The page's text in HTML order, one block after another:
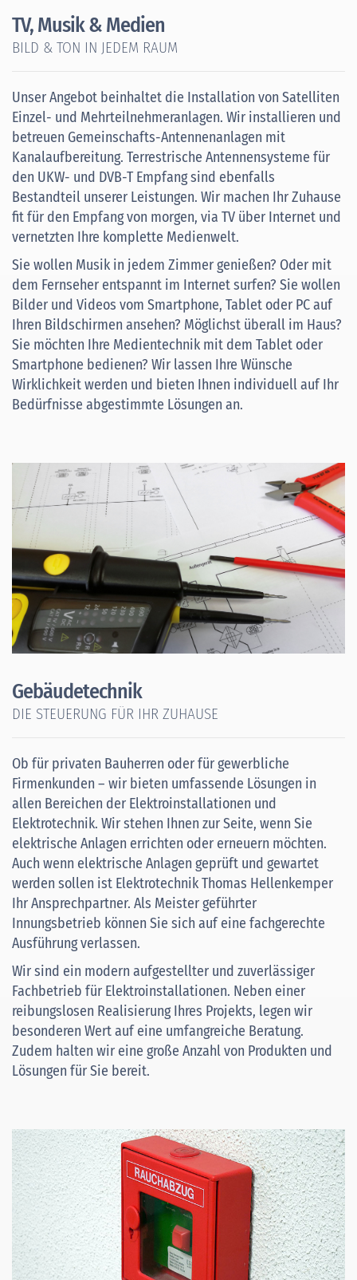
TV, Musik & Medien
BILD & TON IN JEDEM RAUM
Unser Angebot beinhaltet die Installation von Satelliten
Einzel- und Mehrteilnehmeranlagen. Wir installieren und
betreuen Gemeinschafts-Antennenanlagen mit
Kanalaufbereitung. Terrestrische Antennensysteme für
den UKW- und DVB-T Empfang sind ebenfalls
Bestandteil unserer Leistungen. Wir machen Ihr Zuhause
fit für den Empfang von morgen, via TV über Internet und
vernetzten Ihre komplette Medienwelt.
Sie wollen Musik in jedem Zimmer genießen? Oder mit
dem Fernseher entspannt im Internet surfen? Sie wollen
Bilder und Videos vom Smartphone, Tablet oder PC auf
Ihren Bildschirmen ansehen? Möglichst überall im Haus?
Sie möchten Ihre Medientechnik mit dem Tablet oder
Smartphone bedienen? Wir lassen Ihre Wünsche
Wirklichkeit werden und bieten Ihnen individuell auf Ihr
Bedürfnisse abgestimmte Lösungen an.
Gebäudetechnik
DIE STEUERUNG FÜR IHR ZUHAUSE
Ob für privaten Bauherren oder für gewerbliche
Firmenkunden – wir bieten umfassende Lösungen in
allen Bereichen der Elektroinstallationen und
Elektrotechnik. Wir stehen Ihnen zur Seite, wenn Sie
elektrische Anlagen errichten oder erneuern möchten.
Auch wenn elektrische Anlagen geprüft und gewartet
werden sollen ist Elektrotechnik Thomas Hellenkemper
Ihr Ansprechpartner. Als Meister geführter
Innungsbetrieb können Sie sich auf eine fachgerechte
Ausführung verlassen.
Wir sind ein modern aufgestellter und zuverlässiger
Fachbetrieb für Elektroinstallationen. Neben einer
reibungslosen Realisierung Ihres Projekts, legen wir
besonderen Wert auf eine umfangreiche Beratung.
Zudem halten wir eine große Anzahl von Produkten und
Lösungen für Sie bereit.